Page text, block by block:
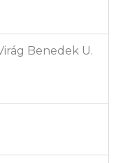
Benedek U.